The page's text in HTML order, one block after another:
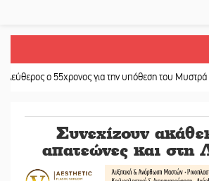
ο 55χρονος για την υπόθεση του Μυστρά ||
Συνεχίζουν
απατεώνες και στη